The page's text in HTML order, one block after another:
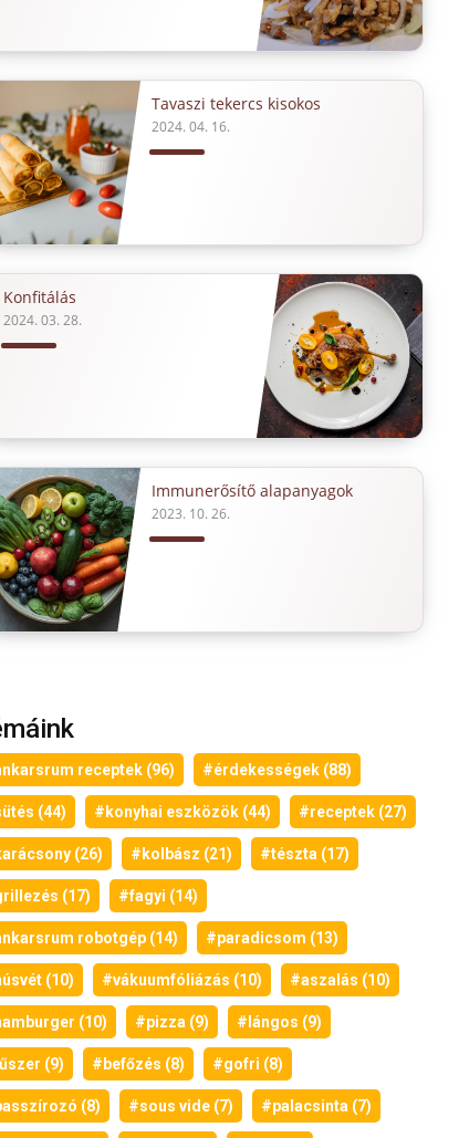
Tavaszi tekercs kisokos
2024. 04. 16.
Konfitálás
2024. 03. 28.
Immunerősítő alapanyagok
2023. 10. 26.
receptek (96) #érdekességek (88)
(44) #konyhai eszközök (44) #receptek (27)
(26) #kolbász (21) #tészta (17)
(17) #fagyi (14)
robotgép (14) #paradicsom (13)
(10) #vákuumfóliázás (10) #aszalás (10)
(10) #pizza (9) #lángos (9)
(9) #befőzés (8) #gofri (8)
(8) #sous vide (7) #palacsinta (7)